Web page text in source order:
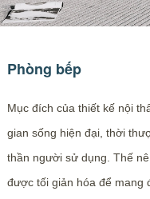
Phòng bếp
Mục đích của thiết kế nội
gian sống hiện đại, thời
thần người sử dụng. Thế
được tối giản hóa để mang